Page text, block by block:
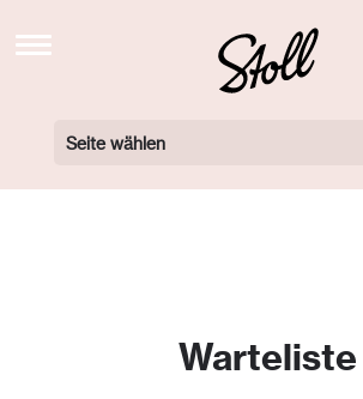
Seite wählen
Warteliste
STOLL’S BREW SCHOOL
360 GRAD TOUR